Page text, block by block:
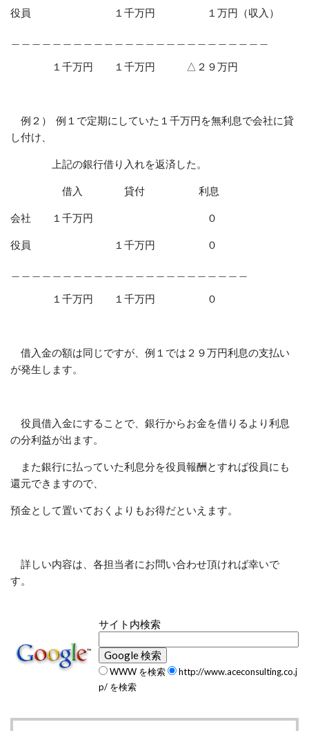
役員 １千万円 １万円（収入）
１千万円 １千万円 △２９万円
例２） 例１で定期にしていた１千万円を無利息で会社に貸
し付け、
上記の銀行借り入れを返済した。
借入 貸付 利息
会社 １千万円 ０
役員 １千万円 ０
１千万円 １千万円 ０
借入金の額は同じですが、例１では２９万円利息の支払い
が発生します。
役員借入金にすることで、銀行からお金を借りるより利息
の分利益が出ます。
また銀行に払っていた利息分を役員報酬とすれば役員にも
還元できますので、
預金として置いておくよりもお得だといえます。
詳しい内容は、各担当者にお問い合わせ頂ければ幸いで
す。
サイト内検索
WWW を検索
http://www.aceconsulting.co.j
p/ を検索